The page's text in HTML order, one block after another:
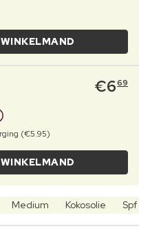
€669
(€5.95)
Medium Kokosolie Spf